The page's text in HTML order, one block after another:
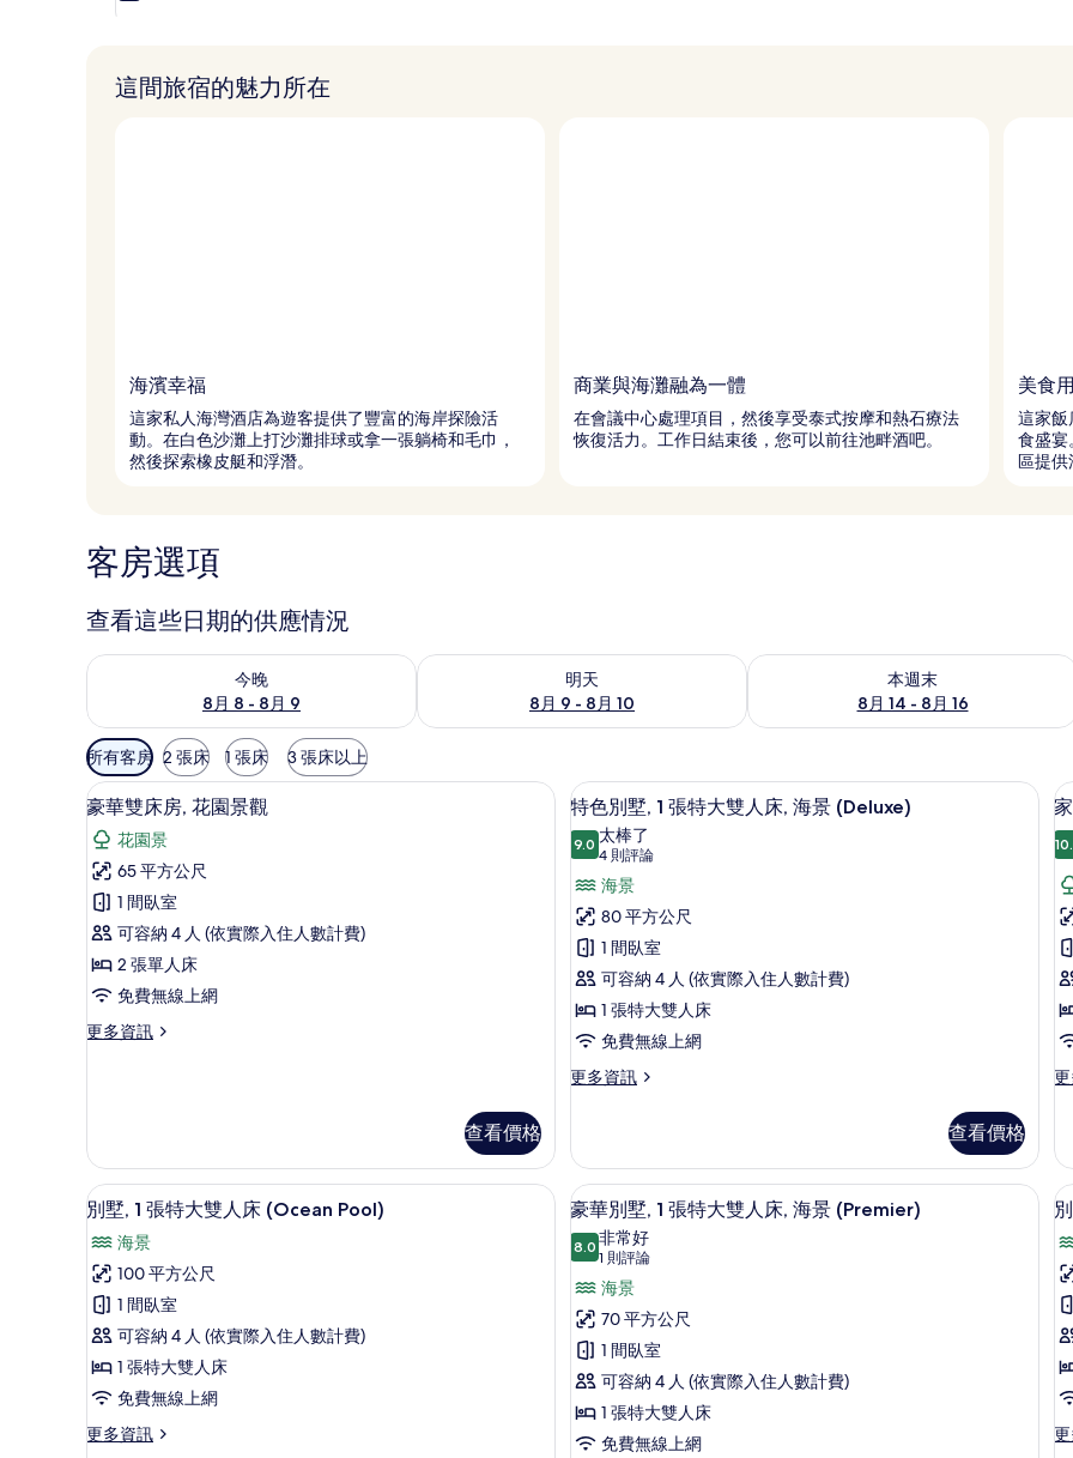
這間旅宿的魅力所在
海濱幸福
這家私人海灣酒店為遊客提供了豐富的海岸探險活
動。在白色沙灘上打沙灘排球或拿一張躺椅和毛巾，
然後探索橡皮艇和浮潛。
商業與海灘融為一體
在會議中心處理項目，然後享受泰式按摩和熱石療法
恢復活力。工作日結束後，您可以前往池畔酒吧。
美食
這家飯
食盛宴
區提供
客房選項
查看這些日期的供應情況
今晚
8月 8 - 8月 9
查看今晚 (8月 8 - 8月 9) 的供應情況
明天
8月 9 - 8月 10
查看明天 (8月 9 - 8月 10) 的供應情況
本週末
8月 14 - 8月 16
查看本週末 (8月 14 - 8月 16) 的供應情
可
用
的
客
房
篩
選
條
件
所有客房 2 張床 1 張床 3 張床以上
顯
示
豪
華
雙
床
房,
園
所
有
相
片
8
豪華雙床房, 花園景觀
花園景
65 平方公尺
1 間臥室
可容納 4 人 (依實際入住人數計費)
2 張單人床
免費無線上網
更多資訊
更
房,
花
園
景
觀
的
詳
情
查看價格
顯
示
特
色
別
墅,
1
張
特
大
床,
海
景
(Deluxe)
的
所
有
相
片
特色別墅, 1 張特大雙人床, 海景
9
特色別墅, 1 張特大雙人床, 海景 (Deluxe)
9.09.0 分，滿分 10 分
太棒了
4 則評論
(4
則
評
論)
海景
80 平方公尺
1 間臥室
可容納 4 人 (依實際入住人數計費)
1 張特大雙人床
免費無線上網
更多資訊
更
別
墅,
1
特
雙
人
床,
海
景
(Deluxe)
的
詳
查看價格
顯
2
更
別
墅,
2
間
臥
室
的
詳
情
顯
示
別
墅,
張
特
大
雙
別墅, 1 張特大雙人床 (Ocean Pool) | 高級寢具、羽絨被、免費迷你吧物品、客房內保險箱
10
別墅, 1 張特大雙人床 (Ocean Pool)
海景
100 平方公尺
1 間臥室
可容納 4 人 (依實際入住人數計費)
1 張特大雙人床
免費無線上網
更多資訊
更
顯
示
豪
華
別
墅,
1
張
特
豪華別墅, 1 張特大雙人床, 海景
8
豪華別墅, 1 張特大雙人床, 海景 (Premier)
8.08.0 分，滿分 10 分
非常好
1 則評論
(1
則
評
論)
海景
70 平方公尺
1 間臥室
可容納 4 人 (依實際入住人數計費)
1 張特大雙人床
免費無線上網
示
3
室,
更